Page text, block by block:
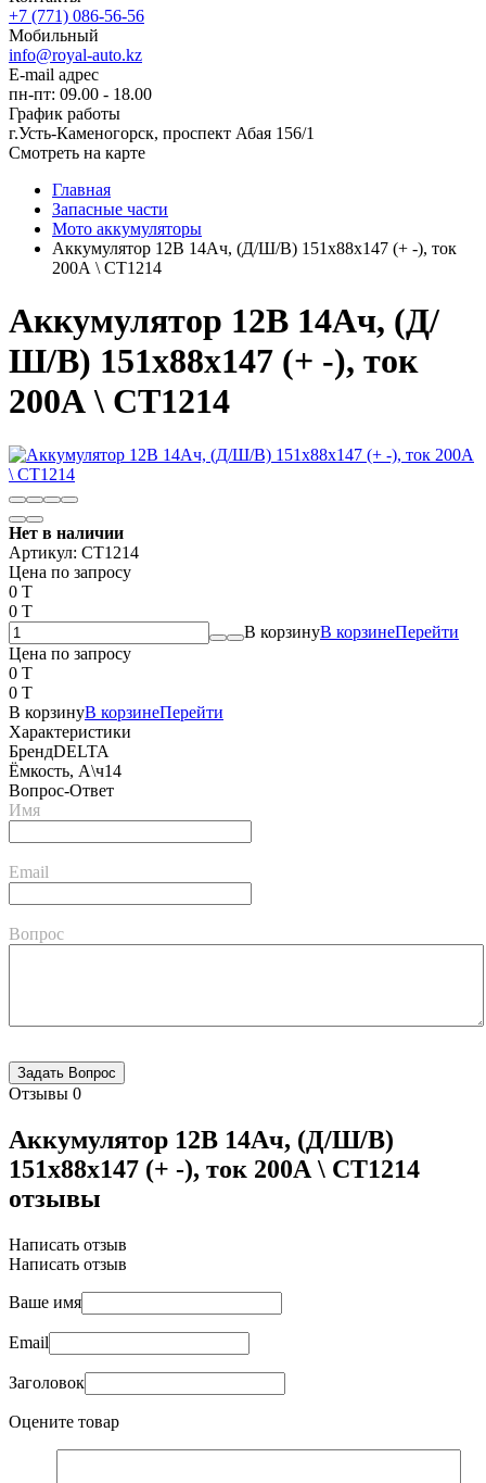
+7 (771) 086-56-56
Мобильный
info@royal-auto.kz
E-mail адрес
пн-пт: 09.00 - 18.00
График работы
г.Усть-Каменогорск, проспект Абая 156/1
Смотреть на карте
Главная
Запасные части
Мото аккумуляторы
Аккумулятор 12В 14Ач, (Д/Ш/В) 151x88x147 (+ -), ток
200А \ СТ1214
Аккумулятор 12В 14Ач, (Д/
Ш/В) 151x88x147 (+ -), ток
200А \ СТ1214
Нет в наличии
Артикул: СТ1214
Цена по запросу
0 T
0 T
В корзинуВ корзинеПерейти
Цена по запросу
0 T
0 T
В корзинуВ корзинеПерейти
Характеристики
БрендDELTA
Ёмкость, А\ч14
Вопрос-Ответ
Имя
Email
Вопрос
Отзывы 0
Аккумулятор 12В 14Ач, (Д/Ш/В)
151x88x147 (+ -), ток 200А \ СТ1214
отзывы
Написать отзыв
Написать отзыв
Ваше имя
Email
Заголовок
Оцените товар